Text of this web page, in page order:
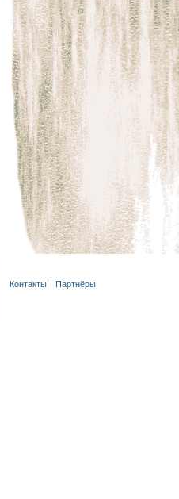
Контакты Партнёры